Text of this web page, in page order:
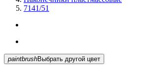
7141/51
paintbrush Выбрать другой цвет